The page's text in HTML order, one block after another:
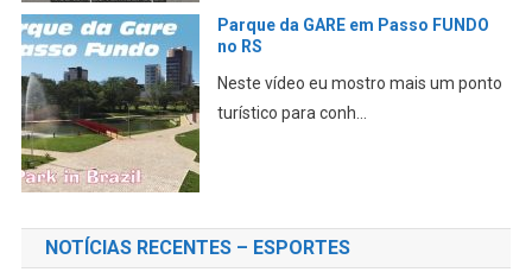
Parque da GARE em Passo FUNDO
no RS
Neste vídeo eu mostro mais um ponto
turístico para conh...
NOTÍCIAS RECENTES – ESPORTES